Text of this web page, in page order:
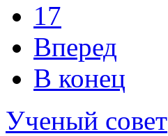
17
Вперед
В конец
Ученый совет